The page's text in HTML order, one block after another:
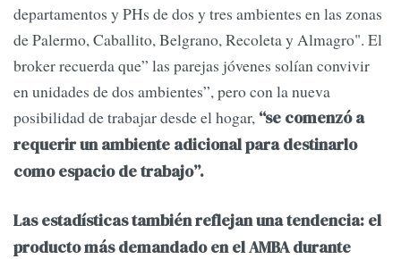
departamentos y PHs de dos y tres ambientes en las zonas
de Palermo, Caballito, Belgrano, Recoleta y Almagro". El
broker recuerda que” las parejas jóvenes solían convivir
en unidades de dos ambientes”, pero con la nueva
posibilidad de trabajar desde el hogar, “se comenzó a
requerir un ambiente adicional para destinarlo
como espacio de trabajo”.
Las estadísticas también reflejan una tendencia: el
producto más demandado en el AMBA durante